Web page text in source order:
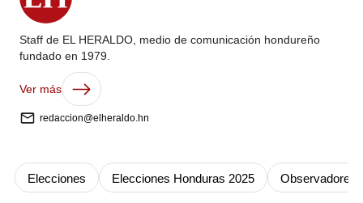
Staff de EL HERALDO, medio de comunicación hondureño
fundado en 1979.
Ver más
redaccion@elheraldo.hn
Elecciones Elecciones Honduras 2025 Observadores